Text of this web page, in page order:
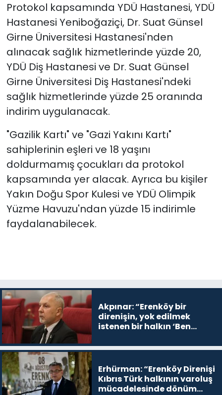
Protokol kapsamında YDÜ Hastanesi, YDÜ
Hastanesi Yeniboğaziçi, Dr. Suat Günsel
Girne Üniversitesi Hastanesi'nden
alınacak sağlık hizmetlerinde yüzde 20,
YDÜ Diş Hastanesi ve Dr. Suat Günsel
Girne Üniversitesi Diş Hastanesi'ndeki
sağlık hizmetlerinde yüzde 25 oranında
indirim uygulanacak.
"Gazilik Kartı" ve "Gazi Yakını Kartı"
sahiplerinin eşleri ve 18 yaşını
doldurmamış çocukları da protokol
kapsamında yer alacak. Ayrıca bu kişiler
Yakın Doğu Spor Kulesi ve YDÜ Olimpik
Yüzme Havuzu'ndan yüzde 15 indirimle
faydalanabilecek.
Akpınar: “Erenköy bir
direnişin, yok edilmek
istenen bir halkın ‘Ben
devam edeceğim’ dediği
Erhürman: “Erenköy Direnişi
Kıbrıs Türk halkının varoluş
mücadelesinde dönüm